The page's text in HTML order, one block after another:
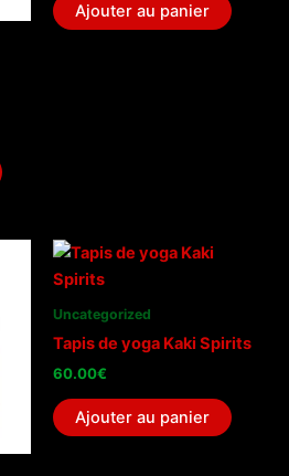
produit
plusieurs
variations.
options
peuvent
choisies
la
Ajouter au panier
Uncategorized
Tapis de yoga Kaki Spirits
60.00€
Ajouter au panier